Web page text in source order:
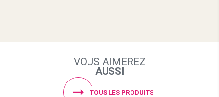
VOUS AIMEREZ
AUSSI
TOUS LES PRODUITS